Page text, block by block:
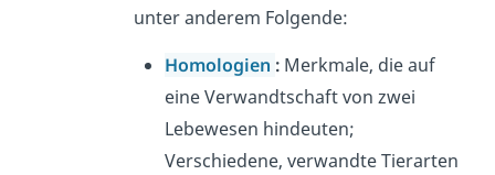
unter anderem Folgende:
Homologien : Merkmale, die auf
eine Verwandtschaft von zwei
Lebewesen hindeuten;
Verschiedene, verwandte Tierarten